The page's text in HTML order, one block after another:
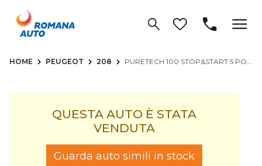
HOME PEUGEOT 208 PURETECH 100 STOP&START 5 PORTE ALLURE
QUESTA AUTO È STATA
VENDUTA
Guarda auto simili in stock